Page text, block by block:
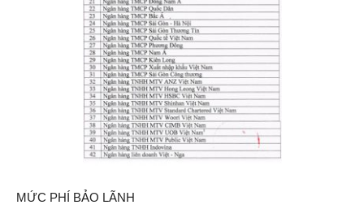
MỨC PHÍ BẢO LÃNH